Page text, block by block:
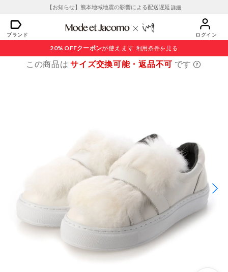
【お知らせ】熊本地域地震の影響による配送遅延 詳細
ブランド ログイン
20% OFFクーポンが使えます 利用条件を見る
この商品はサイズ交換可能・返品不可 です